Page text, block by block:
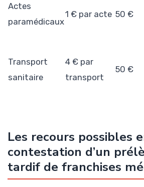
Actes
paramédicaux
1 € par acte 50 €
Transport
sanitaire
4 € par
transport
50 €
Les recours possibles
contestation d’un
tardif de franchises